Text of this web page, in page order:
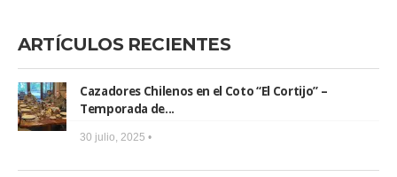
ARTÍCULOS RECIENTES
Cazadores Chilenos en el Coto “El Cortijo” –
Temporada de...
30 julio, 2025 •